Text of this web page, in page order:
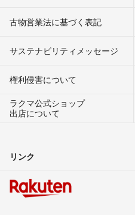
古物営業法に基づく表記
サステナビリティメッセージ
権利侵害について
ラクマ公式ショップ
出店について
リンク